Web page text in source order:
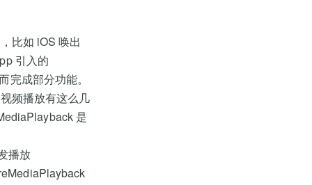
比如 iOS 唤出
引入的
成部分功能。
频播放有这么几
是
播放